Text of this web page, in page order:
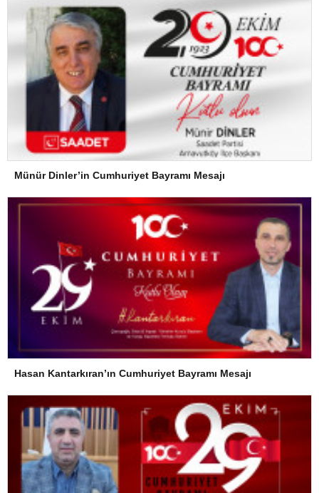
Münür Dinler’in Cumhuriyet Bayramı Mesajı
Hasan Kantarkıran’ın Cumhuriyet Bayramı Mesajı